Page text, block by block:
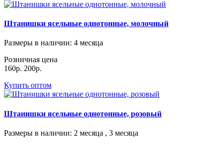
Штанишки ясельные однотонные, молочный
Размеры в наличии: 4 месяца
Розничная цена
160р. 200р.
Купить оптом
Штанишки ясельные однотонные, розовый
Размеры в наличии: 2 месяца , 3 месяца